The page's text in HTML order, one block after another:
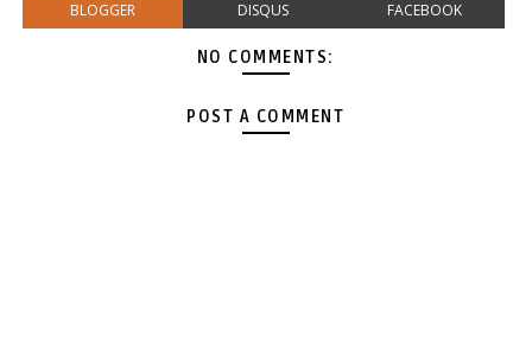
BLOGGER DISQUS FACEBOOK
NO COMMENTS:
POST A COMMENT